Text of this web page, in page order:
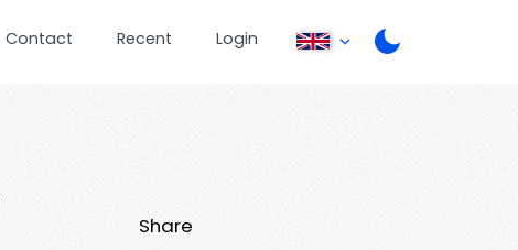
Contact Recent Login
Share